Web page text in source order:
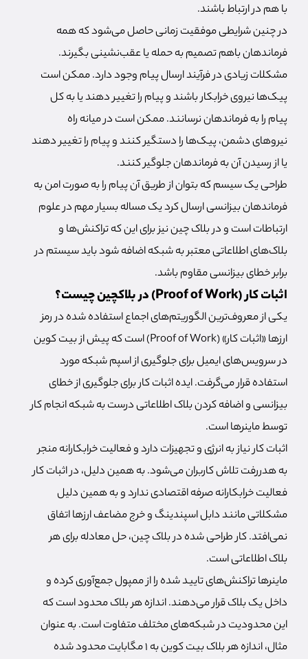
با هم در ارتباط باشند.
در چنین شرایطی موفقیت زمانی حاصل می‌شود که همه
فرماندهان باهم تصمیم به حمله یا عقب‌نشینی بگیرند.
مشکلات زیادی در فرآیند ارسال پیام وجود دارد. ممکن است
پیک‌ها نیروی خرابکار باشند و پیام را تغییر دهند یا به کل
پیام را به فرماندهان نرسانند. ممکن است در میانه راه
نیروهای دشمن، پیک‌ها را دستگیر کنند و پیام را تغییر دهند
یا از رسیدن آن به فرماندهان جلوگیر کنند.
طراحی یک سیسم که بتوان از طریق آن پیام را به صورت امن به
فرماندهان بیزانسی ارسال کرد یک مساله بسیار مهم در علوم
ارتباطات است و در بلاک چین نیز برای این که تراکنش‌ها و
بلاک‌های اطلاعاتی معتبر به شبکه اضافه شود باید سیستم در
برابر خطای بیزانسی مقاوم باشد.
اثبات کار (Proof of Work) در بلاکچین چیست؟
یکی از معروف‌ترین الگوریتم‌های اجماع استفاده شده در رمز
ارزها «اثبات کار» (Proof of Work) است که پیش از بیت کوین
در سرویس‌های ایمیل برای جلوگیری از اسپم شبکه مورد
استفاده قرار می‌گرفت. ایده اثبات کار برای جلوگیری از خطای
بیزانسی و اضافه کردن بلاک اطلاعاتی درست به شبکه انجام کار
توسط ماینرها است.
اثبات کار نیاز به انرژی و تجهیزات دارد و فعالیت خرابکارانه منجر
به هدررفت تلاش کاربران می‌شود. به همین دلیل، در اثبات کار
فعالیت خرابکارانه صرفه اقتصادی ندارد و به همین دلیل
مشکلاتی مانند دابل اسپندینگ و خرج مضاعف ارزها اتفاق
نمی‌افتد. کار طراحی شده در بلاک چین، حل معادله برای هر
بلاک اطلاعاتی است.
ماینرها تراکنش‌های تایید شده را از ممپول جمع‌آوری کرده و
داخل یک بلاک قرار می‌دهند. اندازه هر بلاک محدود است که
این محدودیت در شبکه‌های مختلف متفاوت است. به عنوان
مثال، اندازه هر بلاک بیت کوین به 1 مگابایت محدود شده